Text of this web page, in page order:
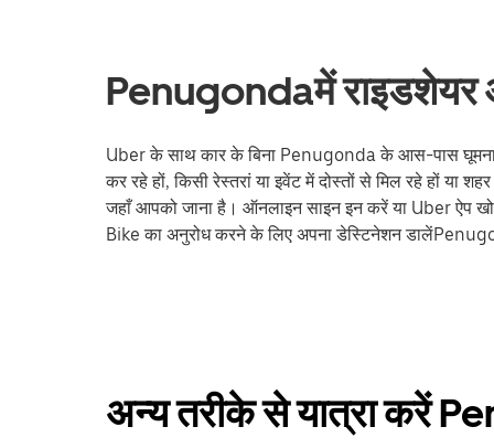
Penugondaमें राइडशेयर
Uber के साथ कार के बिना Penugonda के आस-पास घूमना
कर रहे हों, किसी रेस्तरां या इवेंट में दोस्तों से मिल रहे हों या
जहाँ आपको जाना है। ऑनलाइन साइन इन करें या Uber
Bike का अनुरोध करने के लिए अपना डेस्टिनेशन
अन्य तरीके से यात्रा करें